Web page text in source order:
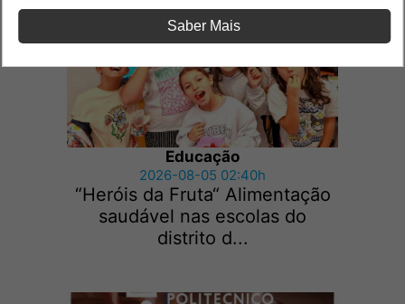
Educação
2026-08-05 02:40h
“Heróis da Fruta“ Alimentação
saudável nas escolas do
distrito d...
Saber Mais